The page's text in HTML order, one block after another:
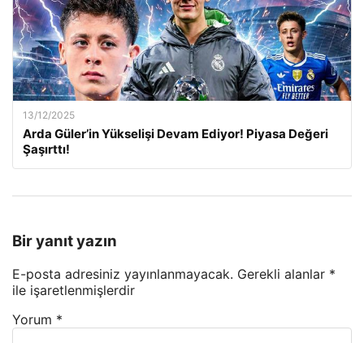
13/12/2025
Arda Güler’in Yükselişi Devam Ediyor! Piyasa Değeri
Şaşırttı!
Bir yanıt yazın
E-posta adresiniz yayınlanmayacak. Gerekli alanlar *
ile işaretlenmişlerdir
Yorum *